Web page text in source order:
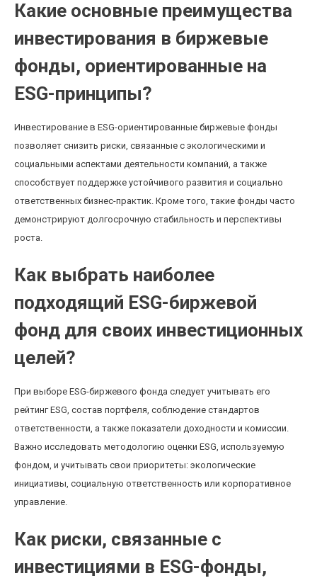
Какие основные преимущества
инвестирования в биржевые
фонды, ориентированные на
ESG-принципы?
Инвестирование в ESG-ориентированные биржевые фонды
позволяет снизить риски, связанные с экологическими и
социальными аспектами деятельности компаний, а также
способствует поддержке устойчивого развития и социально
ответственных бизнес-практик. Кроме того, такие фонды часто
демонстрируют долгосрочную стабильность и перспективы
роста.
Как выбрать наиболее
подходящий ESG-биржевой
фонд для своих инвестиционных
целей?
При выборе ESG-биржевого фонда следует учитывать его
рейтинг ESG, состав портфеля, соблюдение стандартов
ответственности, а также показатели доходности и комиссии.
Важно исследовать методологию оценки ESG, используемую
фондом, и учитывать свои приоритеты: экологические
инициативы, социальную ответственность или корпоративное
управление.
Как риски, связанные с
инвестициями в ESG-фонды,